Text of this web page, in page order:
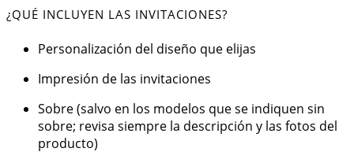
¿QUÉ INCLUYEN LAS INVITACIONES?
Personalización del diseño que elijas
Impresión de las invitaciones
Sobre (salvo en los modelos que se indiquen sin
sobre; revisa siempre la descripción y las fotos del
producto)